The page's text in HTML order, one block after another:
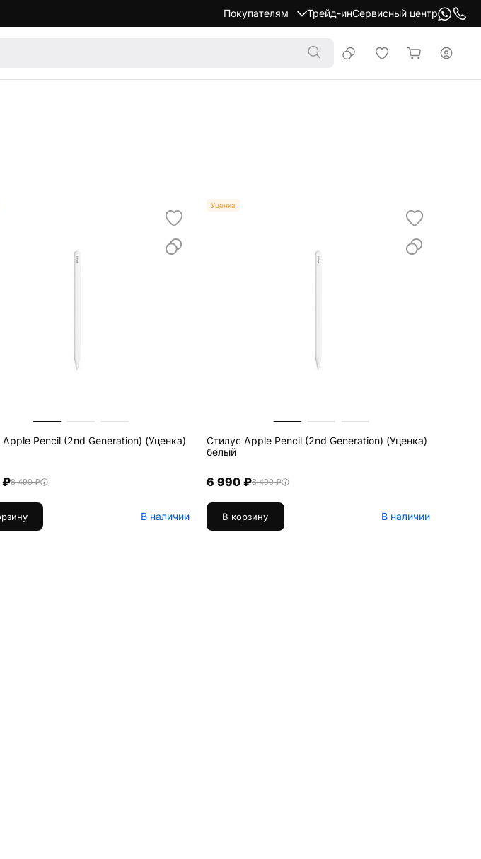
Покупателям Трейд-инСервисный центр
Apple Pencil (2nd Generation) (Уценка)
₽8 490 ₽
В наличии
Уценка
Стилус Apple Pencil (2nd Generation) (Уценка)
белый
6 990 ₽8 490 ₽
В корзину В наличии